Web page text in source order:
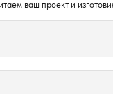
ваш проект и